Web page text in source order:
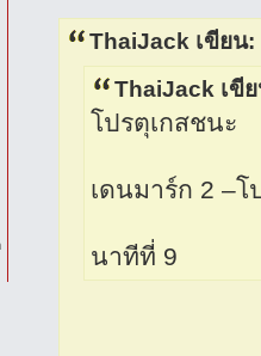
ThaiJack เขียน:
ThaiJack เขี
โปรตุเกสชนะ
เดนมาร์ก 2 –โ
นาทีที่ 9